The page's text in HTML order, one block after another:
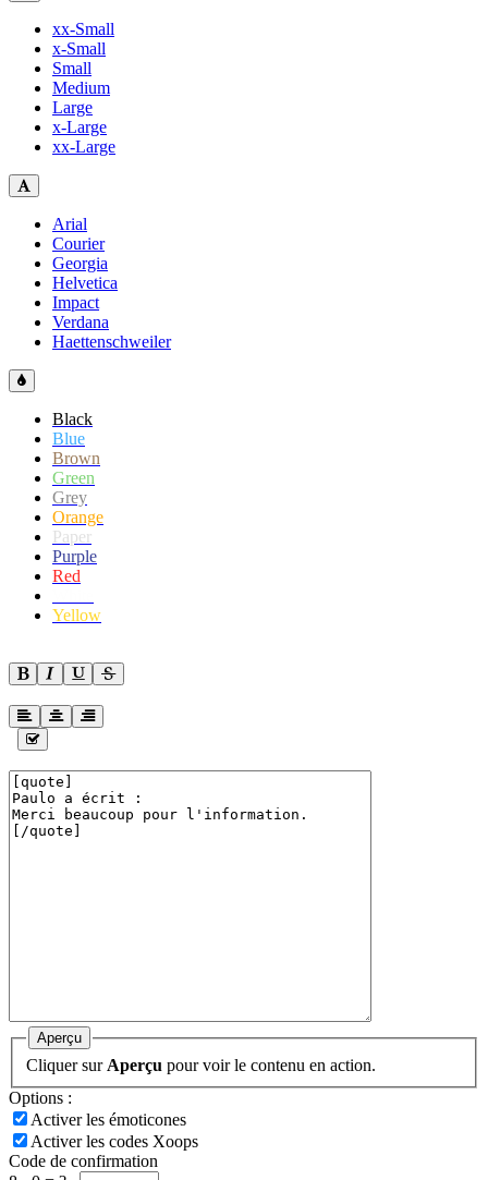
xx-Small
x-Small
Small
Medium
Large
x-Large
xx-Large
Arial
Courier
Georgia
Helvetica
Impact
Verdana
Haettenschweiler
Black
Blue
Brown
Green
Grey
Orange
Paper
Purple
Red
Yellow
Aperçu
Cliquer sur Aperçu pour voir le contenu en action.
Options :
Activer les émoticones
Activer les codes Xoops
Code de confirmation